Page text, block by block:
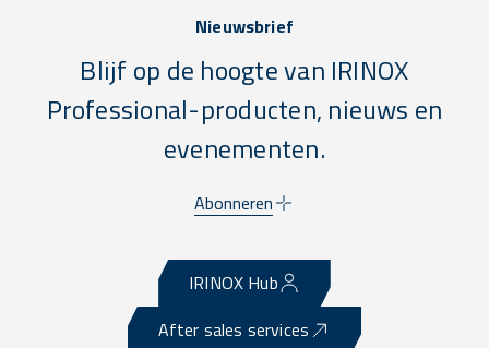
Nieuwsbrief
Blijf op de hoogte van IRINOX
Professional-producten, nieuws en
evenementen.
Abonneren
IRINOX Hub
After sales services